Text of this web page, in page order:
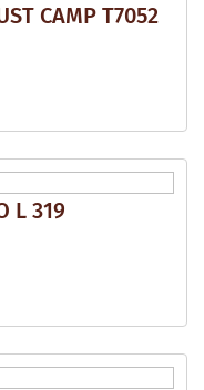
CAMP T7052
L 319